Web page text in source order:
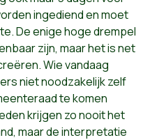
ingediend en moet
De enige hoge drempel
zijn, maar het is net
Wie vandaag
niet noodzakelijk zelf
te komen
krijgen zo nooit het
maar de interpretatie